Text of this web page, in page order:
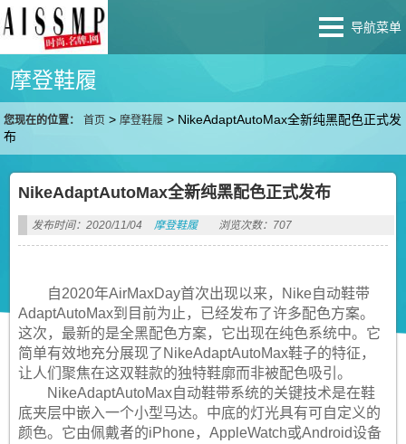
导航菜单
摩登鞋履
您现在的位置： 首页 >摩登鞋履 > NikeAdaptAutoMax全新纯黑配色正式发
布
NikeAdaptAutoMax全新纯黑配色正式发布
发布时间：2020/11/04 摩登鞋履 浏览次数：707
自2020年AirMaxDay首次出现以来，Nike自动鞋带
AdaptAutoMax到目前为止，已经发布了许多配色方案。
这次，最新的是全黑配色方案，它出现在纯色系统中。它
简单有效地充分展现了NikeAdaptAutoMax鞋子的特征，
让人们聚焦在这双鞋款的独特鞋廓而非被配色吸引。​
NikeAdaptAutoMax自动鞋带系统的关键技术是在鞋
底夹层中嵌入一个小型马达。中底的灯光具有可自定义的
颜色。它由佩戴者的iPhone，AppleWatch或Android设备